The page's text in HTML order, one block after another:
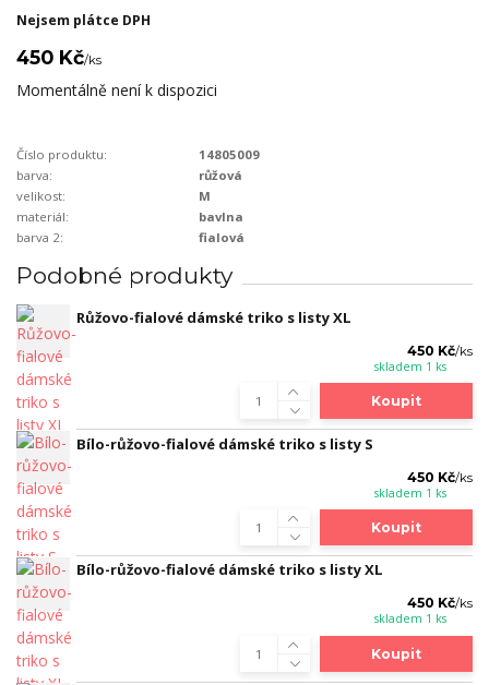
Nejsem plátce DPH
450 Kč/ks
Momentálně není k dispozici
Číslo produktu:
14805009
barva:
růžová
velikost:
M
materiál:
bavlna
barva 2:
fialová
Podobné produkty
Růžovo-fialové dámské triko s listy XL
450 Kč/ks
skladem 1 ks
Koupit
Bílo-růžovo-fialové dámské triko s listy S
450 Kč/ks
skladem 1 ks
Koupit
Bílo-růžovo-fialové dámské triko s listy XL
450 Kč/ks
skladem 1 ks
Koupit